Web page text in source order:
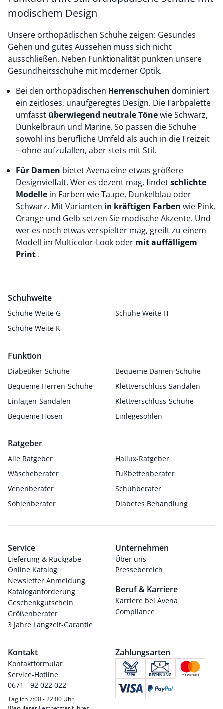
modischem Design
Unsere orthopädischen Schuhe zeigen: Gesundes
Gehen und gutes Aussehen muss sich nicht
ausschließen. Neben Funktionalität punkten unsere
Gesundheitsschuhe mit moderner Optik.
Bei den orthopädischen Herrenschuhen
ein zeitloses, unaufgeregtes Design. Die Farbpalette
umfasst überwiegend neutrale Tönewie Schwarz,
Dunkelbraun und Marine. So passen die Schuhe
sowohl ins berufliche Umfeld als auch in die Freizeit
– ohne aufzufallen, aber stets mit Stil.
Für Damen
Designvielfalt. Wer es dezent mag, findetschlichte
Modelle in Farben wie Taupe, Dunkelblau oder
Schwarz. Mit Varianten in kräftigen Farben wie Pink,
Orange und Gelb setzen Sie modische Akzente. Und
wer es noch etwas verspielter mag, greift zu einem
Modell im Multicolor-Look oder mit auffälligem
Print .
Schuhweite
Schuhe Weite G
Schuhe Weite H
Schuhe Weite K
Funktion
Diabetiker-Schuhe
Bequeme Damen-Schuhe
Bequeme Herren-Schuhe
Klettverschluss-Sandalen
Einlagen-Sandalen
Klettverschluss-Schuhe
Bequeme Hosen
Einlegesohlen
Ratgeber
Alle Ratgeber
Hallux-Ratgeber
Wäscheberater
Fußbettenberater
Venenberater
Schuhberater
Sohlenberater
Diabetes Behandlung
Service
Lieferung & Rückgabe
Online Katalog
Newsletter Anmeldung
Kataloganforderung
Geschenkgutschein
Größenberater
3 Jahre Langzeit-Garantie
Unternehmen
Über uns
Pressebereich
Beruf & Karriere
Karriere bei Avena
Compliance
Kontakt
Kontaktformular
Service-Hotline
0671 - 92 022 022
Täglich 7:00 - 22:00 Uhr
Zahlungsarten